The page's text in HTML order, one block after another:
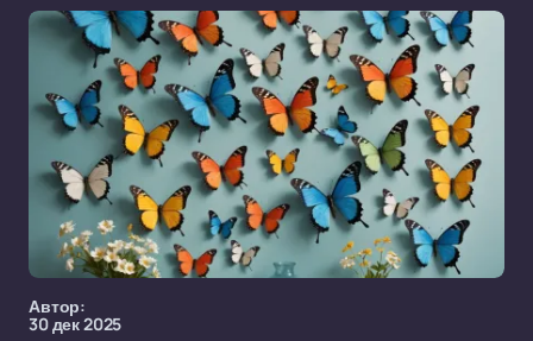
Автор:
30 дек 2025